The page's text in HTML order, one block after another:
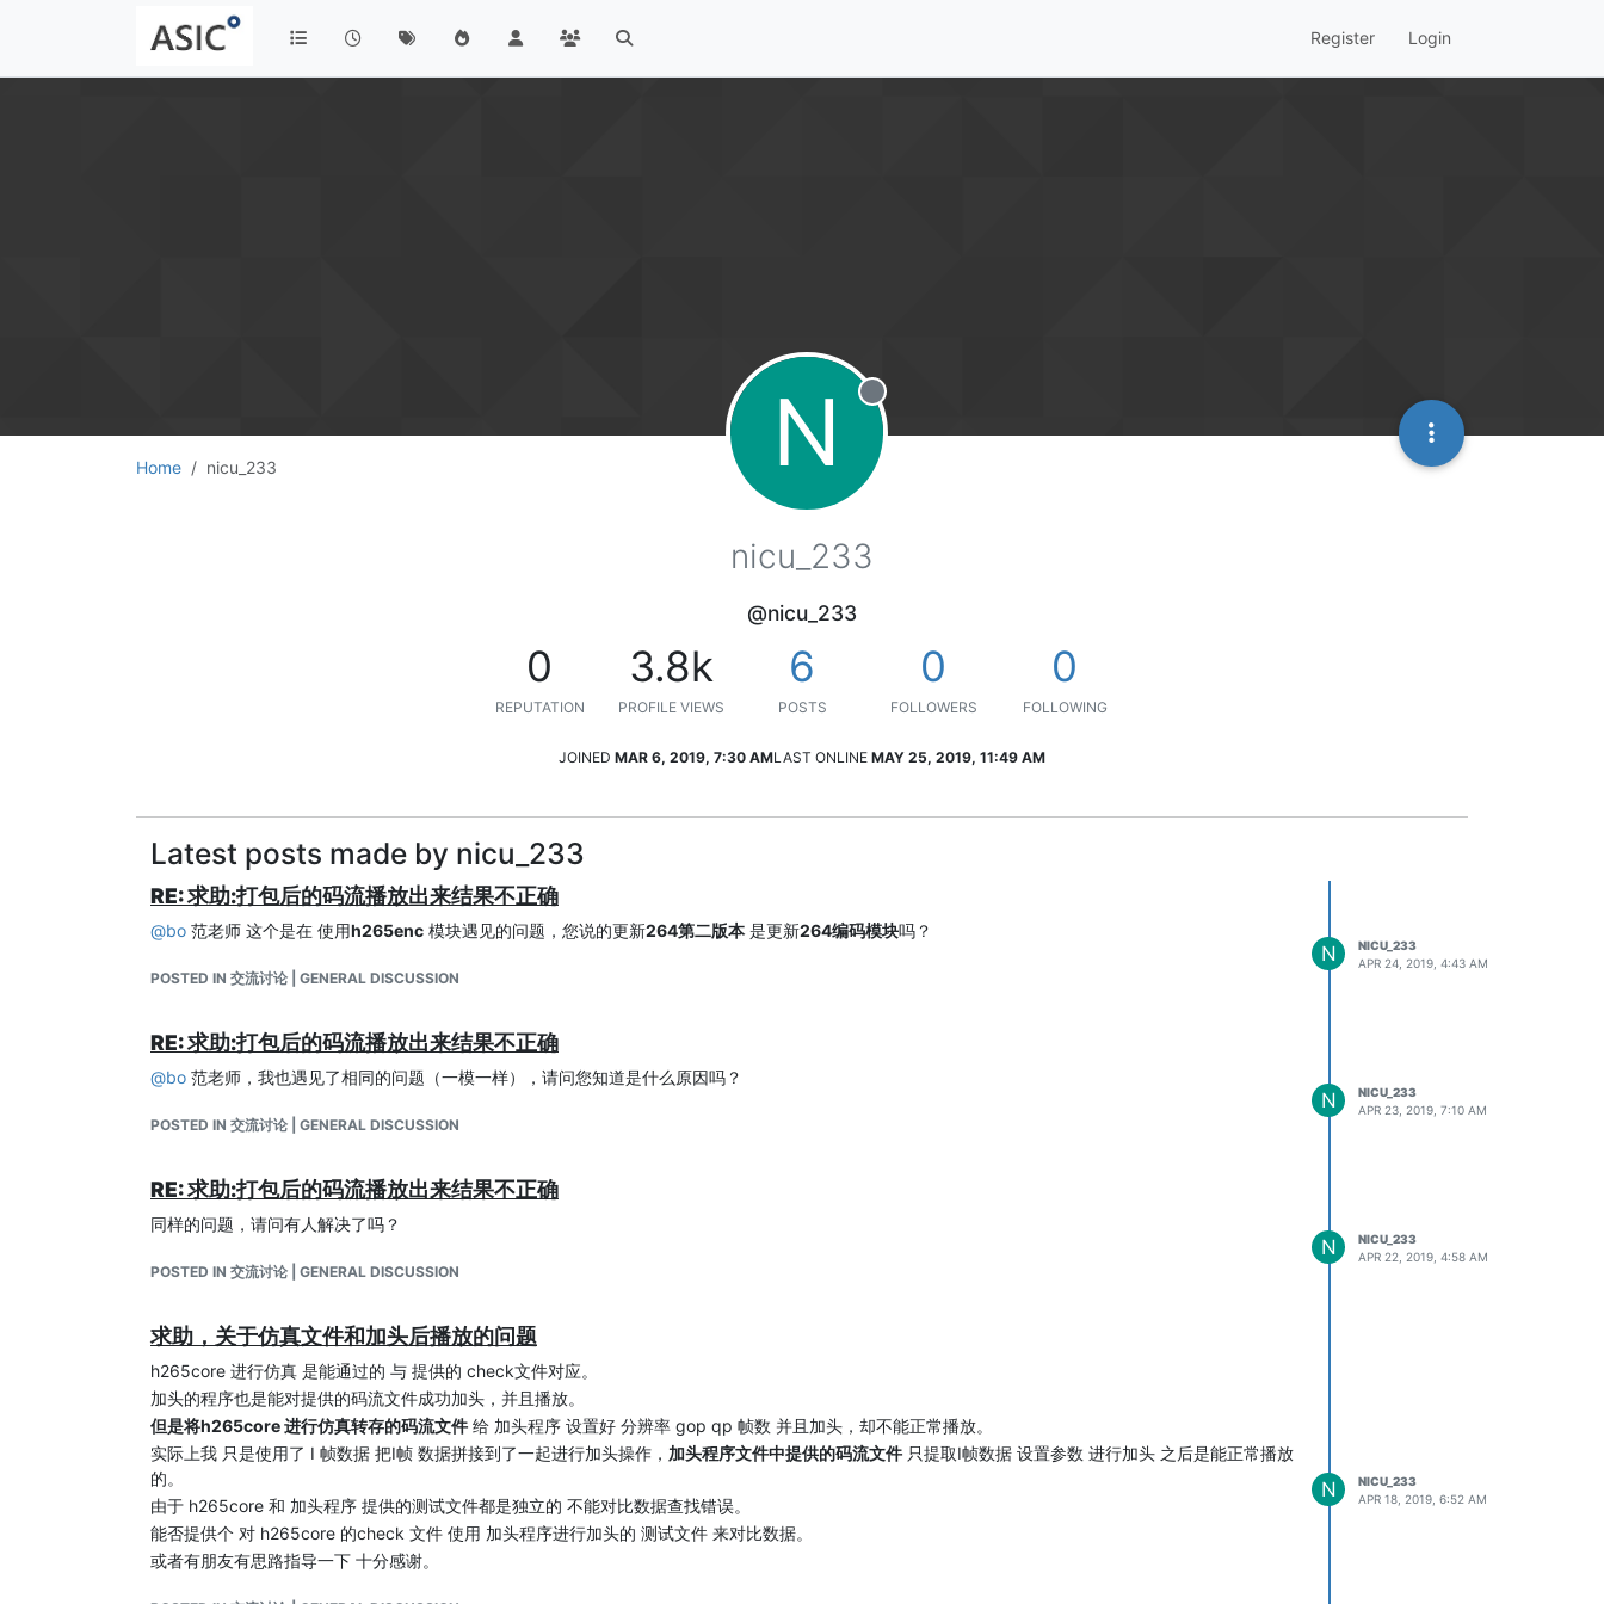
Register Login
Home nicu_233 N Offline
nicu_233
@nicu_233
0
REPUTATION
3.8k
PROFILE VIEWS
6
POSTS
0
FOLLOWERS
0
FOLLOWING
JOINED MAR 6, 2019, 7:30 AMLAST ONLINE MAY 25, 2019, 11:49 AM
Latest posts made by nicu_233
RE: 求助:打包后的码流播放出来结果不正确
@bo 范老师 这个是在 使用h265enc 模块遇见的问题，您说的更新264第二版本 是更新264编码模块吗？
POSTED IN 交流讨论 | GENERAL DISCUSSION
N
NICU_233
APR 24, 2019, 4:43 AM
RE: 求助:打包后的码流播放出来结果不正确
@bo 范老师，我也遇见了相同的问题（一模一样），请问您知道是什么原因吗？
POSTED IN 交流讨论 | GENERAL DISCUSSION
N
NICU_233
APR 23, 2019, 7:10 AM
RE: 求助:打包后的码流播放出来结果不正确
同样的问题，请问有人解决了吗？
POSTED IN 交流讨论 | GENERAL DISCUSSION
N
NICU_233
APR 22, 2019, 4:58 AM
求助，关于仿真文件和加头后播放的问题
h265core 进行仿真 是能通过的 与 提供的 check文件对应。
加头的程序也是能对提供的码流文件成功加头，并且播放。
但是将h265core 进行仿真转存的码流文件 给 加头程序 设置好 分辨率 gop qp 帧数 并且加头，却不能正常播放。
实际上我 只是使用了 I 帧数据 把I帧 数据拼接到了一起进行加头操作， 加头程序文件中提供的码流文件 只提取I帧数据 设置参数 进行加头 之后是能正常播放
的。
由于 h265core 和 加头程序 提供的测试文件都是独立的 不能对比数据查找错误。
能否提供个 对 h265core 的check 文件 使用 加头程序进行加头的 测试文件 来对比数据。
或者有朋友有思路指导一下 十分感谢。
N
NICU_233
APR 18, 2019, 6:52 AM